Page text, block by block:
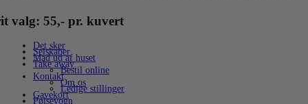
valg: 55,- pr. kuvert
Det sker
Selskaber
Mad ud af huset
Take away
Bestil online
Kontakt
Om os
Ledige stillinger
Gavekort
Pølsevogn